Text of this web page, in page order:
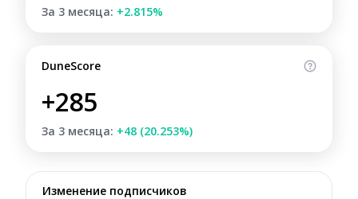
За 3 месяца: +2.815%
DuneScore
+285
За 3 месяца: +48 (20.253%)
Изменение подписчиков